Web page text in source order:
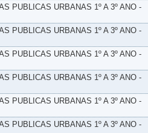
PUBLICAS URBANAS 1º A 3º ANO -
PUBLICAS URBANAS 1º A 3º ANO -
PUBLICAS URBANAS 1º A 3º ANO -
PUBLICAS URBANAS 1º A 3º ANO -
PUBLICAS URBANAS 1º A 3º ANO -
PUBLICAS URBANAS 1º A 3º ANO -